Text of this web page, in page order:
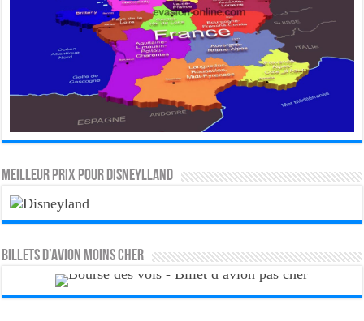
MEILLEUR PRIX POUR DISNEYLLAND
Billets d’avion moins cher